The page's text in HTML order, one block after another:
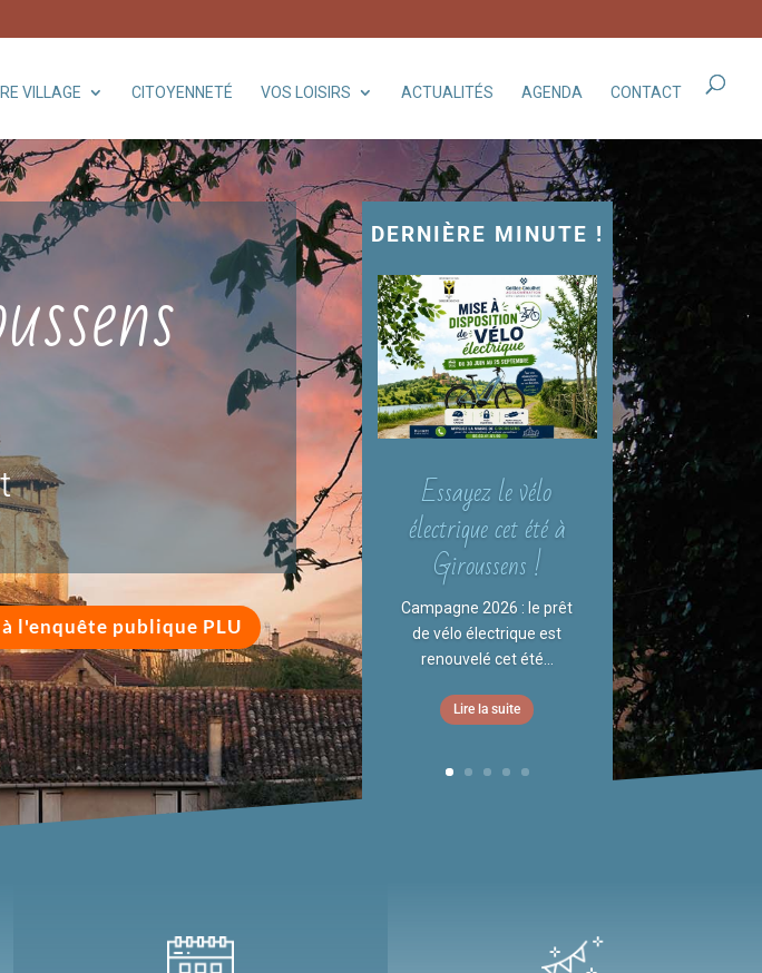
VILLAGE CITOYENNETÉ VOS LOISIRS ACTUALITÉS AGENDA CONTACT
l'enquête publique PLU
DERNIÈRE MINUTE !
Essayez le vélo
électrique cet été à
Giroussens !
Campagne 2026 : le prêt
de vélo électrique est
renouvelé cet été...
Lire la suite